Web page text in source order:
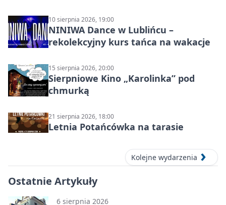
10 sierpnia 2026, 19:00
NINIWA Dance w Lublińcu –
rekolekcyjny kurs tańca na wakacje
15 sierpnia 2026, 20:00
Sierpniowe Kino „Karolinka” pod
chmurką
21 sierpnia 2026, 18:00
Letnia Potańcówka na tarasie
Kolejne wydarzenia
Ostatnie Artykuły
6 sierpnia 2026